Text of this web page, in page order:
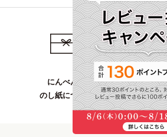
にんべんの
のし紙について